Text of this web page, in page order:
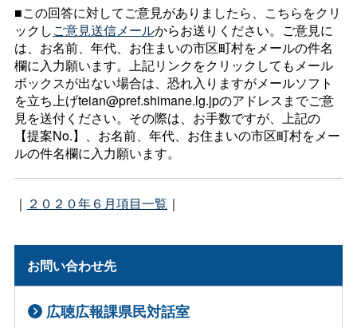
■この回答に対してご意見がありましたら、こちらをクリ
ックしご意見送信メールからお送りください。ご意見に
は、お名前、年代、お住まいの市区町村をメールの件名
欄に入力願います。上記リンクをクリックしてもメール
ボックスが出ない場合は、恐れ入りますがメールソフト
を立ち上げteian@pref.shimane.lg.jpのアドレスまでご意
見を送付ください。その際は、お手数ですが、上記の
【提案No.】、お名前、年代、お住まいの市区町村をメー
ルの件名欄に入力願います。
｜ ２０２０年６月項目一覧 ｜
お問い合わせ先
広聴広報課県民対話室